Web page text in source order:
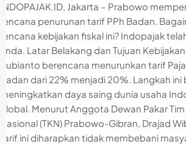
INDOPAJAK.ID, Jakarta – Prabowo
rencana penurunan tarif PPh Badan.
rencana kebijakan fiskal ini? Indopajak
anda. Latar Belakang dan Tujuan
Subianto berencana menurunkan tarif
Badan dari 22% menjadi 20%. Langkah
meningkatkan daya saing dunia usaha
global. Menurut Anggota Dewan Pakar
Nasional (TKN) Prabowo-Gibran, Drajad
tarif ini diharapkan tidak membebani